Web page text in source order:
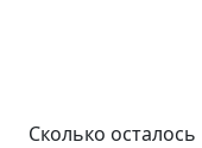
Сколько осталось